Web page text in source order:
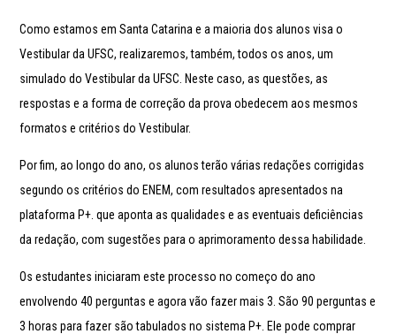
Como estamos em Santa Catarina e a maioria dos alunos visa o
Vestibular da UFSC, realizaremos, também, todos os anos, um
simulado do Vestibular da UFSC. Neste caso, as questões, as
respostas e a forma de correção da prova obedecem aos mesmos
formatos e critérios do Vestibular.
Por fim, ao longo do ano, os alunos terão várias redações corrigidas
segundo os critérios do ENEM, com resultados apresentados na
plataforma P+. que aponta as qualidades e as eventuais deficiências
da redação, com sugestões para o aprimoramento dessa habilidade.
Os estudantes iniciaram este processo no começo do ano
envolvendo 40 perguntas e agora vão fazer mais 3. São 90 perguntas e
3 horas para fazer são tabulados no sistema P+. Ele pode comprar